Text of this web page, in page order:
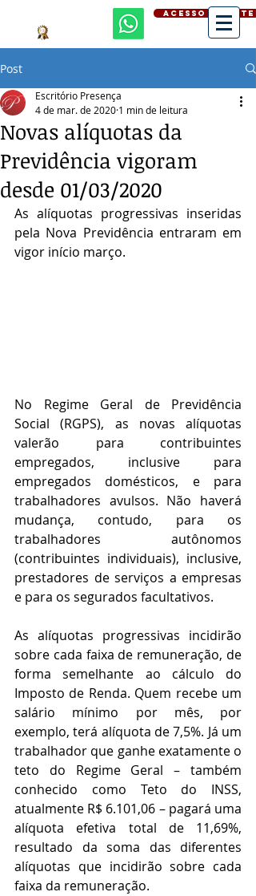
ACESSO CLIENTE
Post
Novas alíquotas da
Previdência vigoram
desde 01/03/2020
Escritório Presença
4 de mar. de 2020 1 min de leitura
As alíquotas progressivas inseridas
pela Nova Previdência entraram em
vigor início março.
No Regime Geral de Previdência
Social (RGPS), as novas alíquotas
valerão para contribuintes
empregados, inclusive para
empregados domésticos, e para
trabalhadores avulsos. Não haverá
mudança, contudo, para os
trabalhadores autônomos
(contribuintes individuais), inclusive,
prestadores de serviços a empresas
e para os segurados facultativos.
As alíquotas progressivas incidirão
sobre cada faixa de remuneração, de
forma semelhante ao cálculo do
Imposto de Renda. Quem recebe um
salário mínimo por mês, por
exemplo, terá alíquota de 7,5%. Já um
trabalhador que ganhe exatamente o
teto do Regime Geral – também
conhecido como Teto do INSS,
atualmente R$ 6.101,06 – pagará uma
alíquota efetiva total de 11,69%,
resultado da soma das diferentes
alíquotas que incidirão sobre cada
faixa da remuneração.